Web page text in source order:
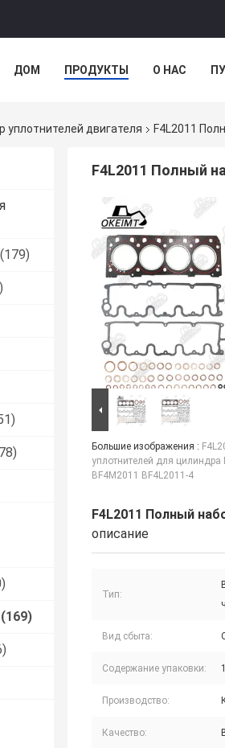
ДОМ ПРОДУКТЫ О НАС
уплотнителей двигателя F4L2011
(179)
(169)
F4L2011 Полный
Большие изображения :
уплотнителей для
BF4M2011 BF4L2011-4
F4L2011 Полный
описание
Тип:
Вид сбыта:
Содержание упаковки:
Производство:
Качество: